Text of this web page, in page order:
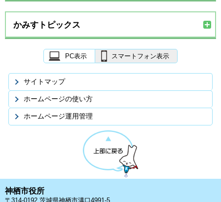
かみすトピックス
PC表示 スマートフォン表示
サイトマップ
ホームページの使い方
ホームページ運用管理
神栖市役所
〒314-0192 茨城県神栖市溝口4991-5